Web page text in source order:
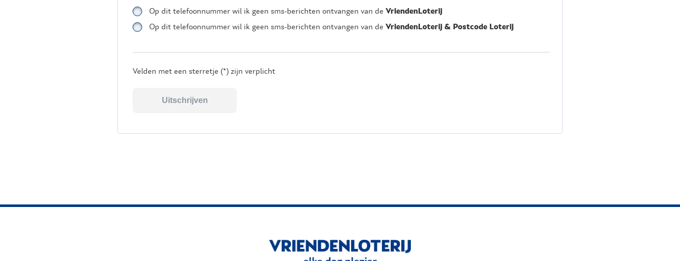
Op dit telefoonnummer wil ik geen sms-berichten ontvangen van de VriendenLoterij
Op dit telefoonnummer wil ik geen sms-berichten ontvangen van de VriendenLoterij & Postcode Loterij
Velden met een sterretje (*) zijn verplicht
Uitschrijven